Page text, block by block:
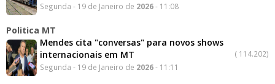
Segunda - 19 de Janeiro de 2026- 11:08
Politica MT
Mendes cita "conversas" para novos shows
internacionais em MT
( 114.202)
Segunda - 19 de Janeiro de 2026- 11:11